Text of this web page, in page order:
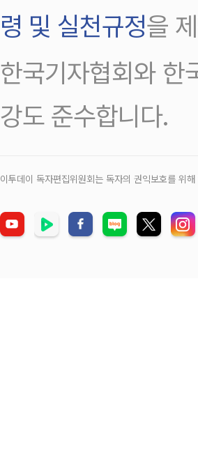
령 및 실천규정을
한국기자협회와 한
강도 준수합니다.
이투데이 독자편집위원회는 독자의 권익보호를 위